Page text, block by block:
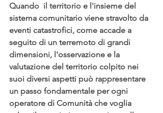
Quando  il territorio e l'insieme del
sistema comunitario viene stravolto da
eventi catastrofici, come accade a
seguito di un terremoto di grandi
dimensioni, l'osservazione e la
valutazione del territorio colpito nei
suoi diversi aspetti può rappresentare
un passo fondamentale per ogni
operatore di Comunità che voglia